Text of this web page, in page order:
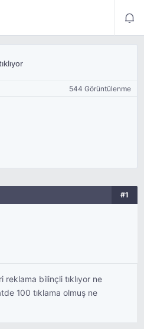
544 Görüntülenme
#1
bilinçli tıklıyor ne
100 tıklama olmuş ne